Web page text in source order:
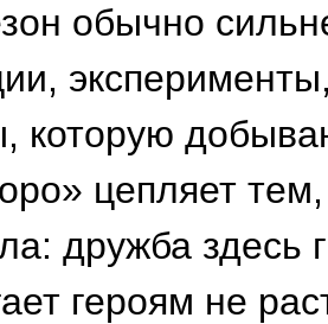
обычно
которую
цепляет
дружба здесь
героям не